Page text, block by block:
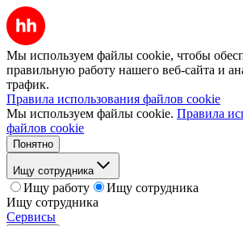
Мы используем файлы cookie, чтобы
правильную работу нашего веб-сайта и
трафик.
Правила использования файлов cookie
Мы используем файлы cookie. Правила
файлов cookie
Понятно
Ищу сотрудника
Ищу работу
Ищу сотрудника
Ищу сотрудника
Сервисы